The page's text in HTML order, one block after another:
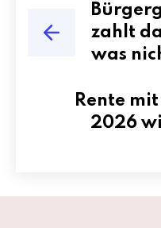
zahlt
was
Rente
2026